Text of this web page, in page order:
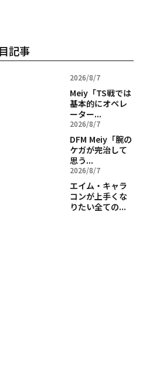
記事
2026/8/7
Meiy「TS戦では
基本的にオペレ
ーター...
2026/8/7
DFM Meiy「腕の
ケガが完治して
思う...
2026/8/7
エイム・キャラ
コンが上手くな
りたい全ての...